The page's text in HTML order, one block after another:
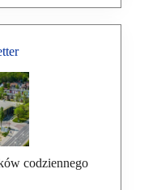
codziennego